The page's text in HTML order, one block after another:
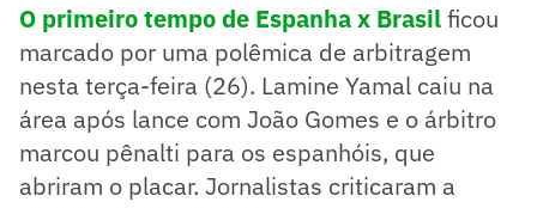
O primeiro tempo de Espanha x Brasilficou
marcado por uma polêmica de arbitragem
nesta terça-feira (26). Lamine Yamal caiu na
área após lance com João Gomes e o árbitro
marcou pênalti para os espanhóis, que
abriram o placar. Jornalistas criticaram a